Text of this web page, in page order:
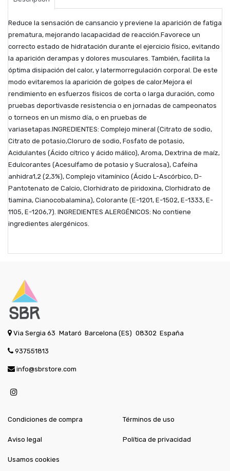
Reduce la sensación de cansancio y previene la aparición de fatiga
prematura, mejorando lacapacidad de reacción.Favorece un
correcto estado de hidratación durante el ejercicio físico, evitando
la aparición derampas y dolores musculares. También, facilita la
óptima disipación del calor, y latermorregulación corporal. De este
modo evitaremos la aparición de golpes de calor.Mejora el
rendimiento en esfuerzos físicos de corta o larga duración, como
pruebas deportivasde resistencia o en jornadas de campeonatos
o torneos en un mismo día, o en pruebas de
variasetapas.INGREDIENTES: Complejo mineral (Citrato de sodio,
Citrato de potasio,Cloruro de sodio, Fosfato de potasio,
Acidulantes (Ácido cítrico y ácido málico), Aroma, Dextrina de maíz,
Edulcorantes (Acesulfamo de potasio y Sucralosa), Cafeína
anhidra1,2 (2,3%), Complejo vitamínico (Ácido L-Ascórbico, D-
Pantotenato de Calcio, Clorhidrato de piridoxina, Clorhidrato de
tiamina, Cianocobalamina), Colorante (E-1201, E-1502, E-1333, E-
1105, E-1206,7). INGREDIENTES ALERGÉNICOS: No contiene
ingredientes alergénicos.
Via Sergia 63 Mataró Barcelona (ES) 08302 España
937551813
info@sbrstore.com
Condiciones de compra
Aviso legal
Términos de uso
Política de privacidad
Usamos cookies